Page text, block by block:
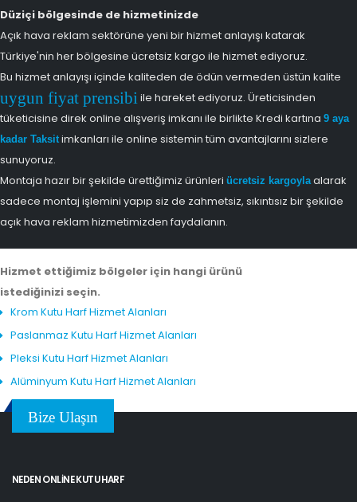
Düziçi bölgesinde de hizmetinizde
Açık hava reklam sektörüne yeni bir hizmet anlayışı katarak
Türkiye'nin her bölgesine ücretsiz kargo ile hizmet ediyoruz.
Bu hizmet anlayışı içinde kaliteden de ödün vermeden üstün kalite
uygun fiyat prensibi ile hareket ediyoruz. Üreticisinden
tüketicisine direk online alışveriş imkanı ile birlikte Kredi kartına 9 aya
kadar Taksitimkanları ile online sistemin tüm avantajlarını sizlere
sunuyoruz.
Montaja hazır bir şekilde ürettiğimiz ürünleri ücretsiz kargoylaalarak
sadece montaj işlemini yapıp siz de zahmetsiz, sıkıntısız bir şekilde
açık hava reklam hizmetimizden faydalanın.
Hizmet ettiğimiz bölgeler için hangi ürünü
istediğinizi seçin.
Krom Kutu Harf Hizmet Alanları
Paslanmaz Kutu Harf Hizmet Alanları
Pleksi Kutu Harf Hizmet Alanları
Alüminyum Kutu Harf Hizmet Alanları
Bize Ulaşın
NEDEN ONLINE KUTU HARF